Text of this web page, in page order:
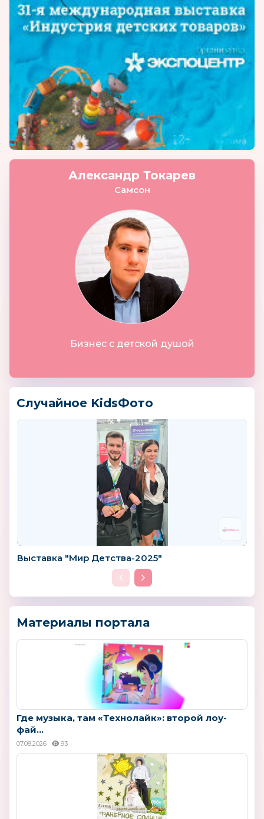
Александр Токарев
Самсон
Бизнес с детской душой
Случайное KidsФото
Выставка "Мир Детства-2025"
Материалы портала
Где музыка, там «Технолайк»: второй лоу-
фай...
07.08.2026 93